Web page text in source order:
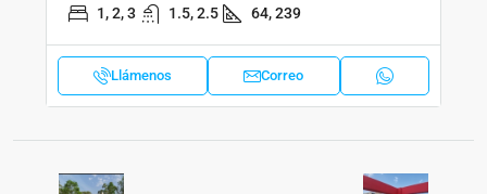
1, 2, 3 1.5, 2.5 64, 239
Llámenos Correo